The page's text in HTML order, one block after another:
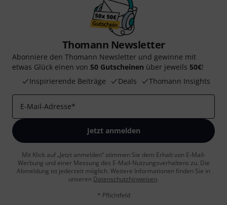
Thomann Newsletter
Abonniere den Thomann Newsletter und gewinne mit
etwas Glück einen von 50 Gutscheinen über jeweils 50€!
Inspirierende Beiträge
Deals Thomann Insights
E-Mail-Adresse*
Jetzt anmelden
Mit Klick auf „Jetzt anmelden“ stimmen Sie dem Erhalt von E-Mail-
Werbung und einer Messung des E-Mail-Nutzungsverhaltens zu. Die
Abmeldung ist jederzeit möglich. Weitere Informationen finden Sie in
unseren Datenschutzhinweisen.
* Pflichtfeld